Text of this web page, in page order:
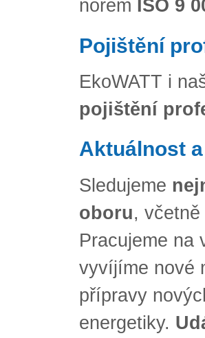
norem ISO 9
Pojištění
EkoWATT i
pojištění
Aktuálnost
Sledujeme
oboru,
Pracujeme na
vyvíjíme nové
přípravy
energetiky.